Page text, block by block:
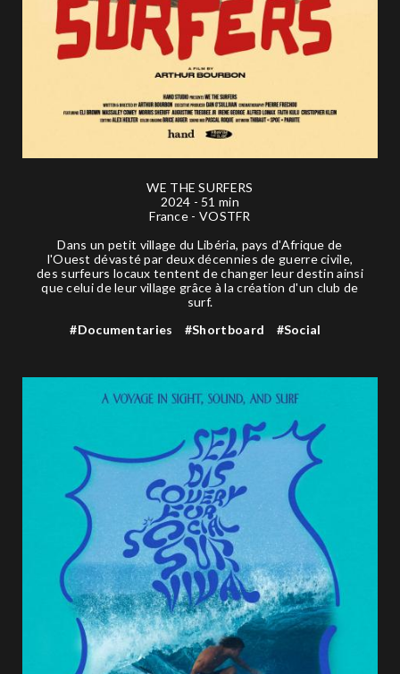
WE THE SURFERS
2024 - 51 min
France - VOSTFR
Dans un petit village du Libéria, pays d'Afrique de
l'Ouest dévasté par deux décennies de guerre civile,
des surfeurs locaux tentent de changer leur destin ainsi
que celui de leur village grâce à la création d'un club de
surf.
#Documentaries
#Shortboard #Social